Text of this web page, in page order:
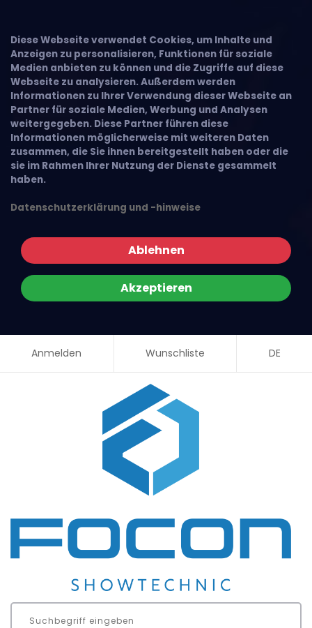
Diese Webseite verwendet Cookies, um Inhalte und
Anzeigen zu personalisieren, Funktionen für soziale
Medien anbieten zu können und die Zugriffe auf diese
Webseite zu analysieren. Außerdem werden
Informationen zu Ihrer Verwendung dieser Webseite an
Partner für soziale Medien, Werbung und Analysen
weitergegeben. Diese Partner führen diese
Informationen möglicherweise mit weiteren Daten
zusammen, die Sie ihnen bereitgestellt haben oder die
sie im Rahmen Ihrer Nutzung der Dienste gesammelt
haben.
Datenschutzerklärung und -hinweise
Ablehnen
Akzeptieren
Anmelden Wunschliste DE